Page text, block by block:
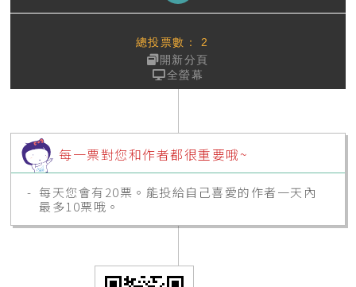
總投票數：
2
開新分頁
全螢幕
每一票對您和作者都很重要哦~
每天您會有20票。能投給自己喜愛的作者一天內
最多10票哦。
隨時查看您的會員專區的進度表，它能協助完成